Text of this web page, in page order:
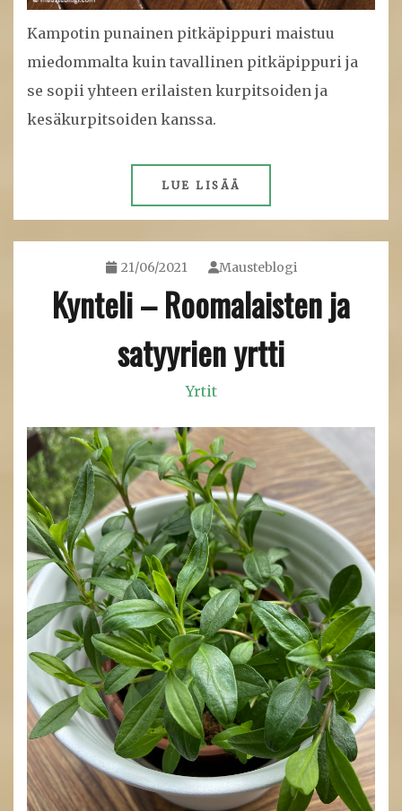
Kampotin punainen pitkäpippuri maistuu
miedommalta kuin tavallinen pitkäpippuri ja
se sopii yhteen erilaisten kurpitsoiden ja
kesäkurpitsoiden kanssa.
LUE LISÄÄ
21/06/2021 Mausteblogi
Kynteli – Roomalaisten ja
satyyrien yrtti
Yrtit